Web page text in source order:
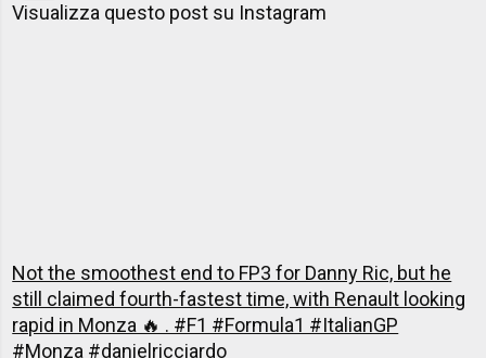
Visualizza questo post su Instagram
Not the smoothest end to FP3 for Danny Ric, but he
still claimed fourth-fastest time, with Renault looking
rapid in Monza 🔥 . #F1 #Formula1 #ItalianGP
#Monza #danielricciardo